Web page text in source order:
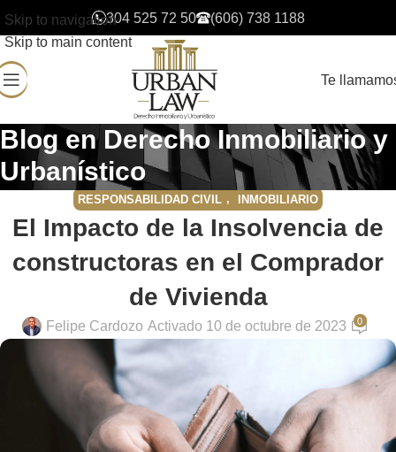
Skip to navigation
Skip to main content
304 525 72 50 (606) 738 1188
Te
Blog en Derecho Inmobiliario y
Urbanístico
RESPONSABILIDAD CIVIL , INMOBILIARIO
El Impacto de la Insolvencia de
constructoras en el Comprador
de Vivienda
Felipe Cardozo Activado 10 de octubre de 2023 0